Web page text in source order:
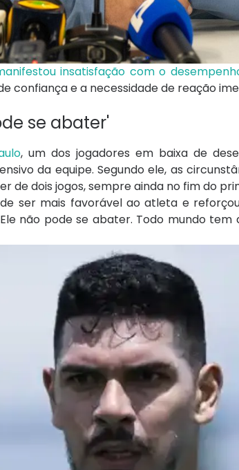
insatisfação com o
confiança e a necessidade de reação
se abater'
, um dos jogadores em baixa de
da equipe. Segundo ele, as
de dois jogos, sempre ainda no fim do
ser mais favorável ao atleta e
não pode se abater. Todo mundo